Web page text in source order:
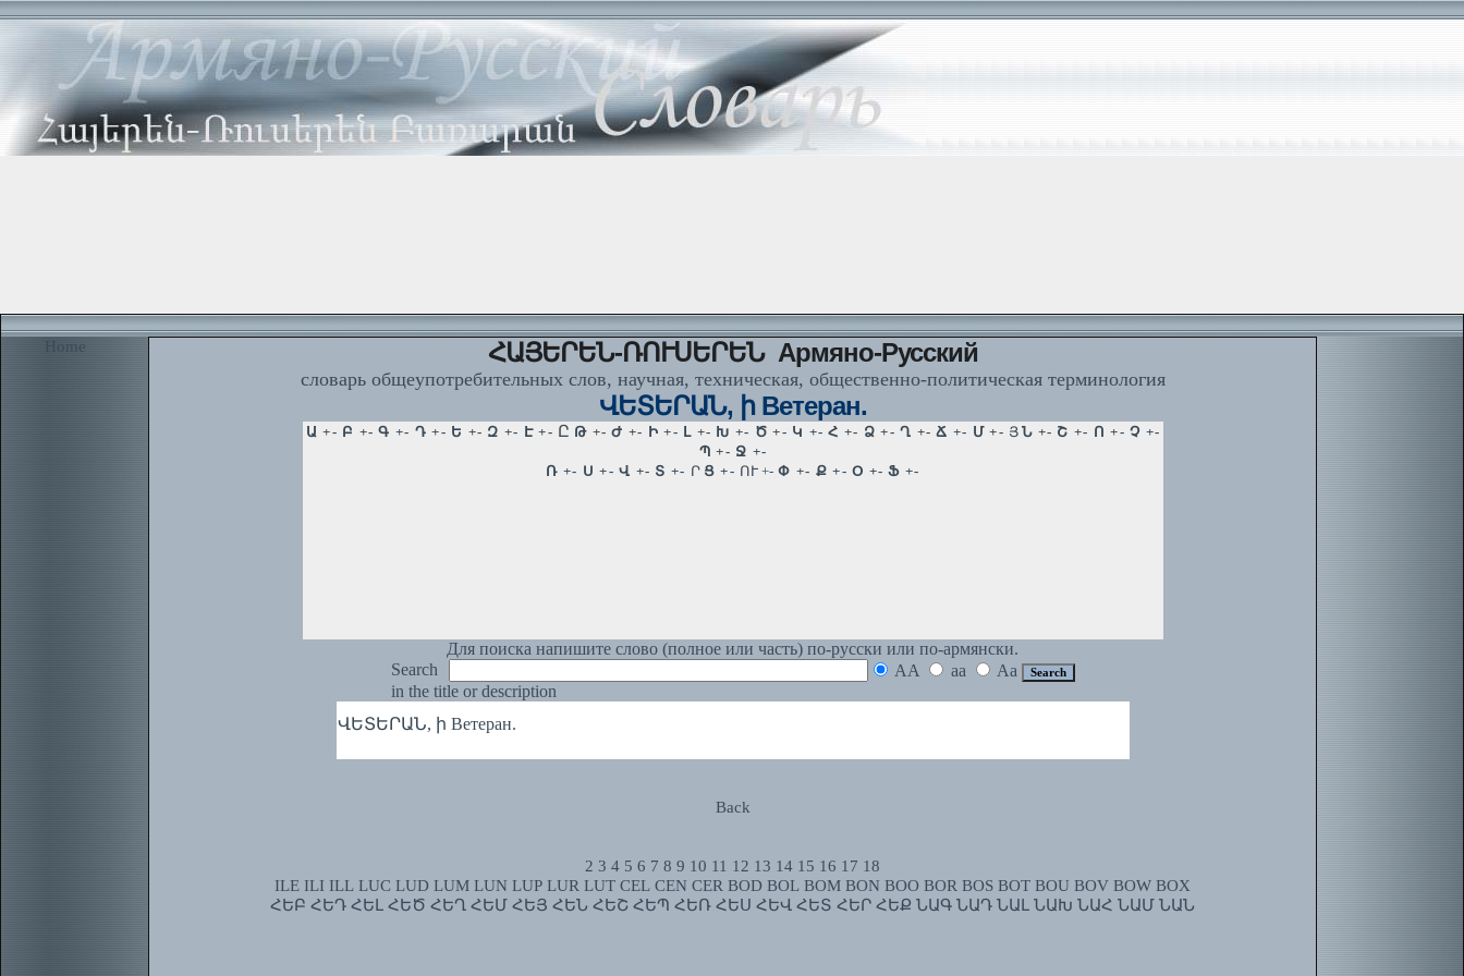
Home ՀԱՅԵՐԵՆ-ՌՈՒՍԵՐԵՆ Армяно-Русский
словарь общеупотребительных слов, научная, техническая, общественно-политическая терминология
ՎԵՏԵՐԱՆ, ի Ветеран.
Для поиска напишите слово (полное или часть) по-русски или по-армянски.
Search
AA aa
Aa
in the title or description
ՎԵՏԵՐԱՆ, ի Ветеран.
Back
2 3 4 5 6 7 8 9 10 11 12 13 14 15 16 17 18
ILE ILI ILL LUC LUD LUM LUN LUP LUR LUT CEL CEN CER BOD BOL BOM BON BOO BOR BOS BOT BOU BOV BOW BOX
ՀԵԲ ՀԵԴ ՀԵԼ ՀԵԾ ՀԵՂ ՀԵՄ ՀԵՅ ՀԵՆ ՀԵՇ ՀԵՊ ՀԵՌ ՀԵՍ ՀԵՎ ՀԵՏ ՀԵՐ ՀԵՔ ՆԱԳ ՆԱԴ ՆԱԼ ՆԱԽ ՆԱՀ ՆԱՄ ՆԱՆ